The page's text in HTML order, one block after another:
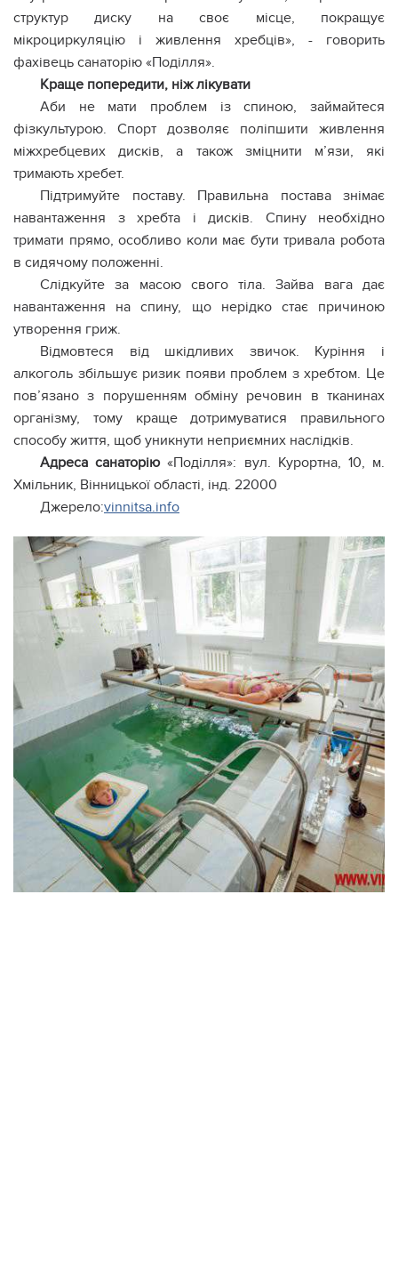
структур диску на своє місце, покращує
мікроциркуляцію і живлення хребців», - говорить
фахівець санаторію «Поділля».
Краще попередити, ніж лікувати
Аби не мати проблем із спиною, займайтеся
фізкультурою. Спорт дозволяє поліпшити живлення
міжхребцевих дисків, а також зміцнити м’язи, які
тримають хребет.
Підтримуйте поставу. Правильна постава знімає
навантаження з хребта і дисків. Спину необхідно
тримати прямо, особливо коли має бути тривала робота
в сидячому положенні.
Слідкуйте за масою свого тіла. Зайва вага дає
навантаження на спину, що нерідко стає причиною
утворення гриж.
Відмовтеся від шкідливих звичок. Куріння і
алкоголь збільшує ризик появи проблем з хребтом. Це
пов’язано з порушенням обміну речовин в тканинах
організму, тому краще дотримуватися правильного
способу життя, щоб уникнути неприємних наслідків.
Адреса санаторію«Поділля»: вул. Курортна, 10, м.
Хмільник, Вінницької області, інд. 22000
Джерело:vinnitsa.info